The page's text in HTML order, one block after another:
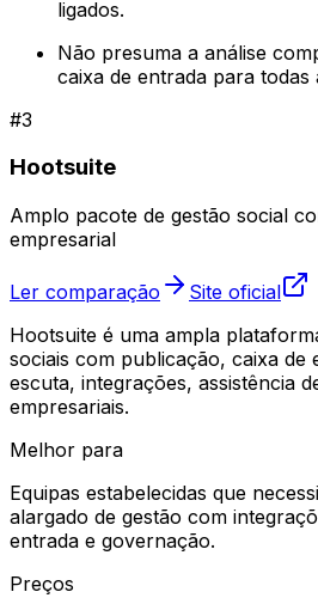
ligados.
Não presuma a análise
caixa de entrada para todas
#3
Hootsuite
Amplo pacote de gestão social
empresarial
Ler comparação
Site oficial
Hootsuite é uma ampla
sociais com publicação, caixa de
escuta, integrações, assistência
empresariais.
Melhor para
Equipas estabelecidas que
alargado de gestão com
entrada e governação.
Preços